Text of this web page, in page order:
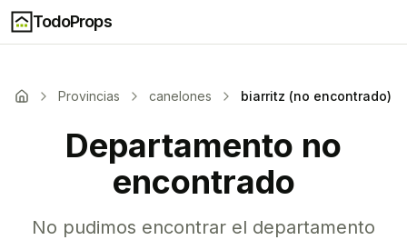
TodoProps
Provincias canelones biarritz (no encontrado)
Departamento no
encontrado
No pudimos encontrar el departamento